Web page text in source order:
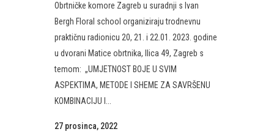
Obrtničke komore Zagreb u suradnji s Ivan
Bergh Floral school organiziraju trodnevnu
praktičnu radionicu 20, 21. i 22.01. 2023. godine
u dvorani Matice obrtnika, Ilica 49, Zagreb s
temom: „UMJETNOST BOJE U SVIM
ASPEKTIMA, METODE I SHEME ZA SAVRŠENU
KOMBINACIJU I...
27 prosinca, 2022